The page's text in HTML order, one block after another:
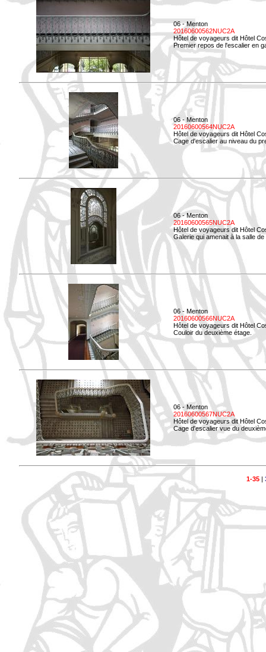
06 - Menton
20160600562NUC2A
Hôtel de voyageurs dit Hôtel
Premier repos de l'escalier en
06 - Menton
20160600564NUC2A
Hôtel de voyageurs dit Hôtel
Cage d'escalier au niveau du
06 - Menton
20160600565NUC2A
Hôtel de voyageurs dit Hôtel
Galerie qui amenait à la salle
06 - Menton
20160600566NUC2A
Hôtel de voyageurs dit Hôtel
Couloir du deuxième étage.
06 - Menton
20160600567NUC2A
Hôtel de voyageurs dit Hôtel
Cage d'escalier vue du
1-35|